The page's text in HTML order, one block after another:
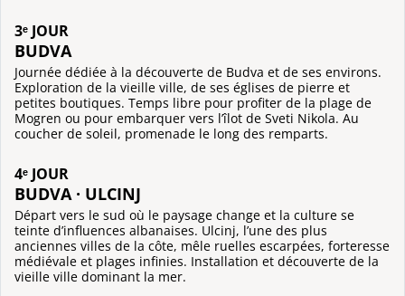
3ᵉ JOUR
BUDVA
Journée dédiée à la découverte de Budva et de ses environs.
Exploration de la vieille ville, de ses églises de pierre et
petites boutiques. Temps libre pour profiter de la plage de
Mogren ou pour embarquer vers l’îlot de Sveti Nikola. Au
coucher de soleil, promenade le long des remparts.
4ᵉ JOUR
BUDVA · ULCINJ
Départ vers le sud où le paysage change et la culture se
teinte d’influences albanaises. Ulcinj, l’une des plus
anciennes villes de la côte, mêle ruelles escarpées, forteresse
médiévale et plages infinies. Installation et découverte de la
vieille ville dominant la mer.